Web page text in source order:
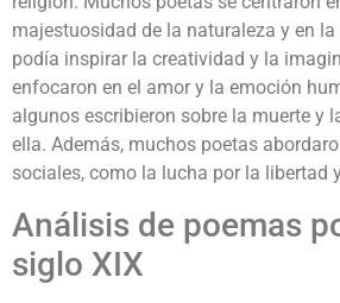
majestuosidad de la naturaleza y en
podía inspirar la creatividad y la
enfocaron en el amor y la emoción
algunos escribieron sobre la muerte y
ella. Además, muchos poetas
sociales, como la lucha por la libertad
Análisis de poemas
siglo XIX